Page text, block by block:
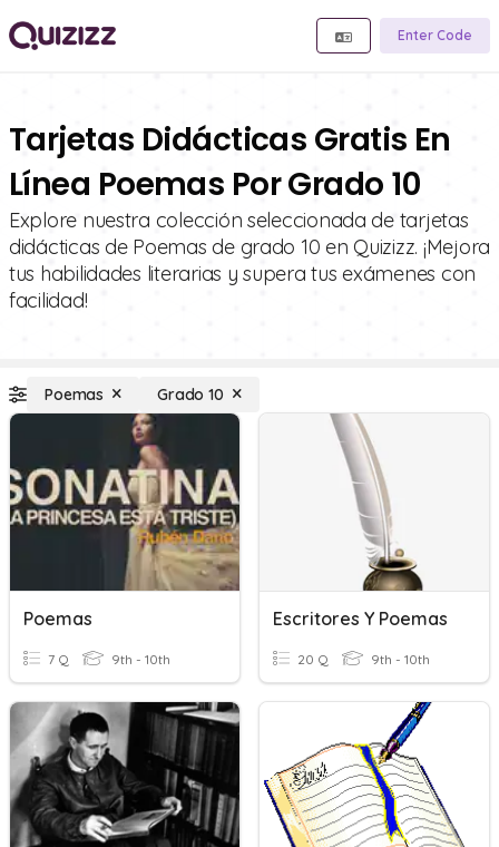
Enter Code
Tarjetas Didácticas Gratis En
Línea Poemas Por Grado 10
Explore nuestra colección seleccionada de tarjetas
didácticas de Poemas de grado 10 en Quizizz. ¡Mejora
tus habilidades literarias y supera tus exámenes con
facilidad!
Poemas Grado 10
Poemas
7 Q 9th - 10th
Escritores Y Poemas
20 Q 9th - 10th